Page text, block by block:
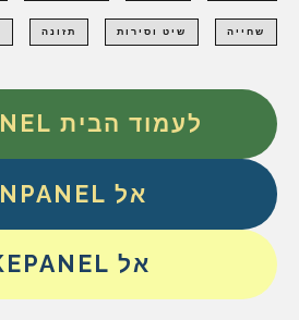
שחייה שיט וסירות תזונה
לעמוד הבית OUTPANEL
אל RUNPANEL
אל BIKEPANEL